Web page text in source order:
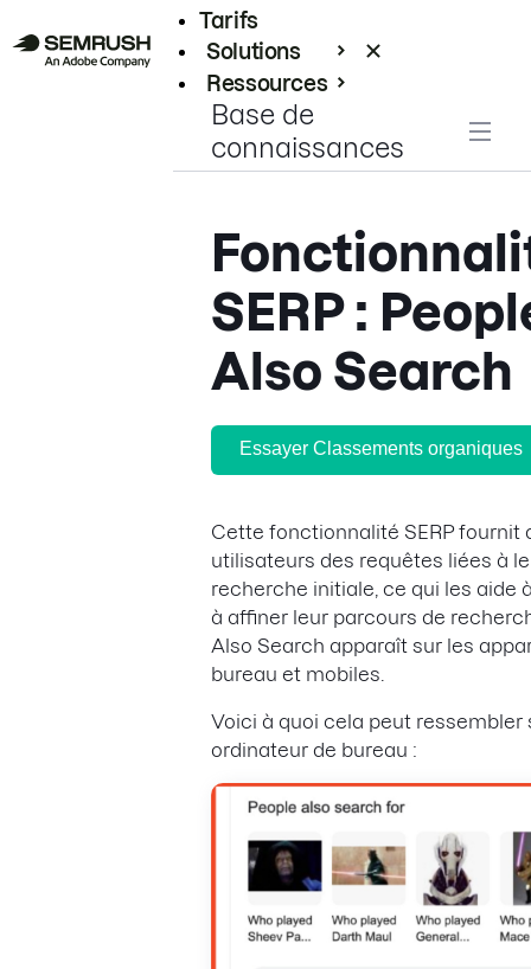
Tarifs
Solutions
Ressources
Entreprises
Base de
connaissances
SERP :
Also Search
Essayer Classements organiques
Cette fonctionnalité SERP fournit
utilisateurs des requêtes liées à
recherche initiale, ce qui les aide
à affiner leur parcours de
Also Search apparaît sur les
bureau et mobiles.
Voici à quoi cela peut ressembler
ordinateur de bureau :